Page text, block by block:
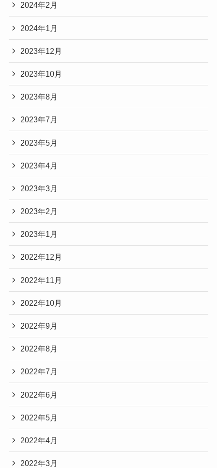
2024年2月
2024年1月
2023年12月
2023年10月
2023年8月
2023年7月
2023年5月
2023年4月
2023年3月
2023年2月
2023年1月
2022年12月
2022年11月
2022年10月
2022年9月
2022年8月
2022年7月
2022年6月
2022年5月
2022年4月
2022年3月